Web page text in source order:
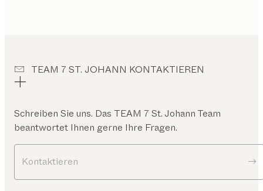
TEAM 7 ST. JOHANN KONTAKTIEREN
Schreiben Sie uns. Das TEAM 7 St. Johann Team
beantwortet Ihnen gerne Ihre Fragen.
Kontaktieren